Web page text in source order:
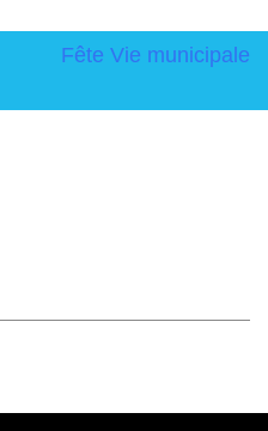
Fête Vie municipale